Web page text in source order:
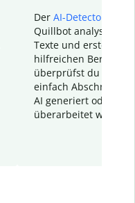
Der AI-Detector
Quillbot analysiert
Texte und erstellt
hilfreichen Bericht.
überprüfst du
einfach Abschnitte,
AI generiert oder
überarbeitet wurden.